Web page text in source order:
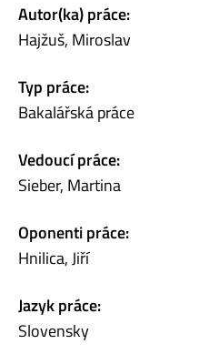
Autor(ka) práce:
Hajžuš, Miroslav
Typ práce:
Bakalářská práce
Vedoucí práce:
Sieber, Martina
Oponenti práce:
Hnilica, Jiří
Jazyk práce:
Slovensky